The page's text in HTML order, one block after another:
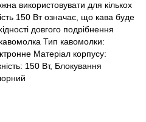
використовувати для кількох
150 Вт означає, що кава буде
довгого подрібнення
Тип кавомолки:
Матеріал корпусу:
150 Вт, Блокування